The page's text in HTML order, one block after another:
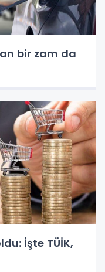
bir zam da
İşte TÜİK,